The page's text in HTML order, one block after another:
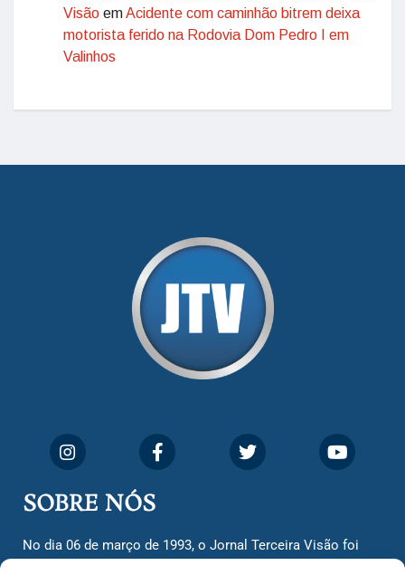
Visão emAcidente com caminhão bitrem deixa
motorista ferido na Rodovia Dom Pedro I em
Valinhos
SOBRE NÓS
No dia 06 de março de 1993, o Jornal Terceira Visão foi